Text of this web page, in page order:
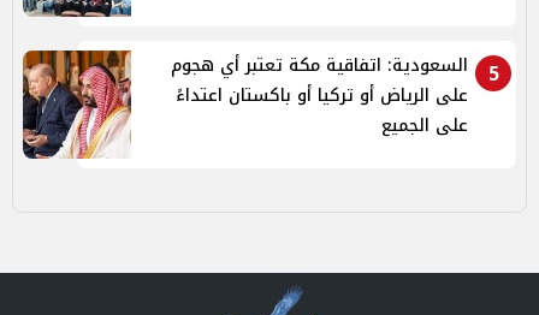
5
السعودية: اتفاقية مكة تعتبر أي هجوم
على الرياض أو تركيا أو باكستان اعتداءً
على الجميع